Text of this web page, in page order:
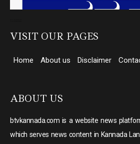
VISIT OUR PAGES
Home About us Disclaimer
ABOUT US
btvkannada.com is a website news
which serves news content in Kannada